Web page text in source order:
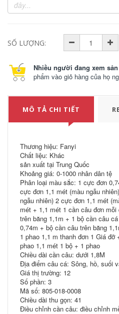
SỐ LƯỢNG:
Nhiều người đang xem
phẩm vào giỏ hàng của họ
MÔ TẢ CHI TIẾT
Thương hiệu: Fanyi
Chất liệu: Khác
sản xuất tại Trung Quốc
Khoảng giá: 0-1000 nhân dân tệ
Phân loại màu sắc: 1 cực đơn
cực đơn 1,1 mét (màu ngẫu
ngẫu nhiên) 2 cực đơn 1,1 mét
mét + 1,1 mét 1 cần câu đơn
trên băng 1,1m + 1 bộ cần câu
0,74m + bộ cần câu trên băng
1 phao 1,1 m thanh đơn 1 Giá đỡ
phao 1,1 mét 1 bộ + 1 phao
Chiều dài cần câu: dưới 1,8M
Địa điểm câu cá: Sông, hồ, suối
Giá thị trường: 12
Số phần: 3
Mã số: 805-018-0008
Chiều dài thu gọn: 41
Điều chỉnh cần câu: điều chỉnh